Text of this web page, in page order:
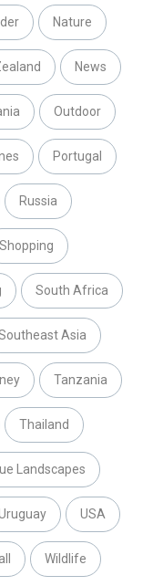
Nature
News
Outdoor
Portugal
Russia
Shopping
South Africa
Asia
Tanzania
Thailand
Landscapes
USA
Wildlife